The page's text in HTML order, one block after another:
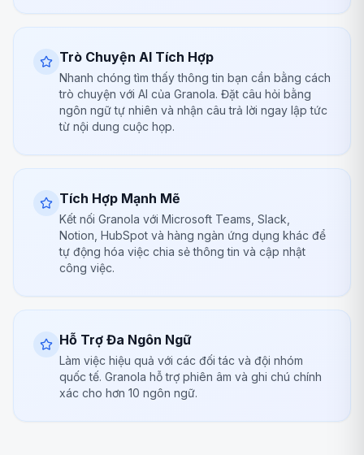
Trò Chuyện AI Tích Hợp
Nhanh chóng tìm thấy thông tin bạn cần bằng cách
trò chuyện với AI của Granola. Đặt câu hỏi bằng
ngôn ngữ tự nhiên và nhận câu trả lời ngay lập tức
từ nội dung cuộc họp.
Tích Hợp Mạnh Mẽ
Kết nối Granola với Microsoft Teams, Slack,
Notion, HubSpot và hàng ngàn ứng dụng khác để
tự động hóa việc chia sẻ thông tin và cập nhật
công việc.
Hỗ Trợ Đa Ngôn Ngữ
Làm việc hiệu quả với các đối tác và đội nhóm
quốc tế. Granola hỗ trợ phiên âm và ghi chú chính
xác cho hơn 10 ngôn ngữ.